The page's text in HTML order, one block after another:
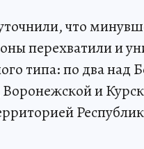
что
перехватили и
типа: по два над
и